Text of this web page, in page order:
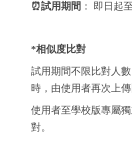
⏰試用期間 ： 即日起
*相似度比對
試用期間不限比對人
時，由使用者再次上傳
使用者至學校版專屬
對。